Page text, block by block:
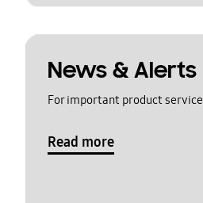
News & Alerts
For important product
Read more